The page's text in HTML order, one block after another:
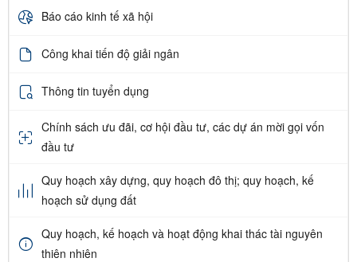
Báo cáo kinh tế xã hội
Công khai tiến độ giải ngân
Thông tin tuyển dụng
Chính sách ưu đãi, cơ hội đầu tư, các dự án mời gọi vốn
đầu tư
Quy hoạch xây dựng, quy hoạch đô thị; quy hoạch, kế
hoạch sử dụng đất
Quy hoạch, kế hoạch và hoạt động khai thác tài nguyên
thiên nhiên